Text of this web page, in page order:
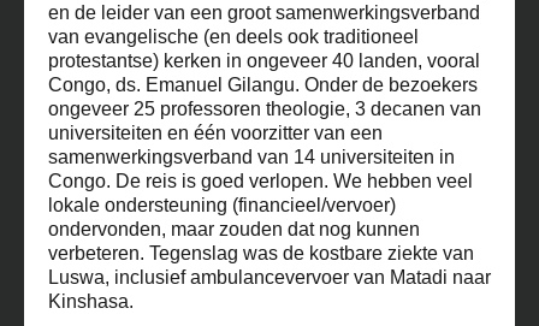
en de leider van een groot samenwerkingsverband
van evangelische (en deels ook traditioneel
protestantse) kerken in ongeveer 40 landen, vooral
Congo, ds. Emanuel Gilangu. Onder de bezoekers
ongeveer 25 professoren theologie, 3 decanen van
universiteiten en één voorzitter van een
samenwerkingsverband van 14 universiteiten in
Congo. De reis is goed verlopen. We hebben veel
lokale ondersteuning (financieel/vervoer)
ondervonden, maar zouden dat nog kunnen
verbeteren. Tegenslag was de kostbare ziekte van
Luswa, inclusief ambulancevervoer van Matadi naar
Kinshasa.